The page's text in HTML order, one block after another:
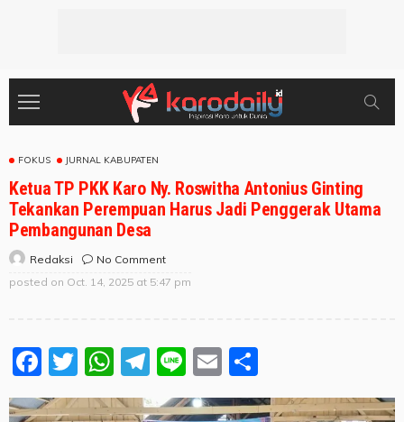
FOKUS JURNAL KABUPATEN
Ketua TP PKK Karo Ny. Roswitha Antonius Ginting
Tekankan Perempuan Harus Jadi Penggerak Utama
Pembangunan Desa
Redaksi
No Comment
posted on Oct. 14, 2025 at 5:47 pm
Facebook
Twitter
WhatsApp
Telegram
LineEmail